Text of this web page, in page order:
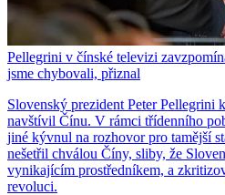
Pellegrini v čínské televizi
jsme chybovali, přiznal
Slovenský prezident Peter Pellegrini
navštívil Čínu. V rámci třídenního
jiné kývnul na rozhovor pro tamější
nešetřil chválou Číny, sliby, že
vynikajícím prostředníkem, a
revoluci.